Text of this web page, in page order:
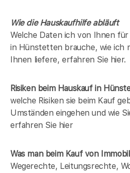
Wie die Hauskaufhilfe abläuft
Welche Daten ich von Ihnen
in Hünstetten brauche, wie ich
Ihnen liefere, erfahren Sie hier.
Risiken beim Hauskaufin
welche Risiken sie beim Kauf
Umständen eingehen und wie
erfahren Sie hier
Was man beim Kauf von
Wegerechte, Leitungsrechte,